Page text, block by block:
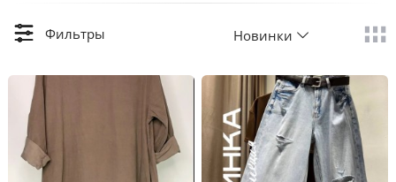
Фильтры Новинки